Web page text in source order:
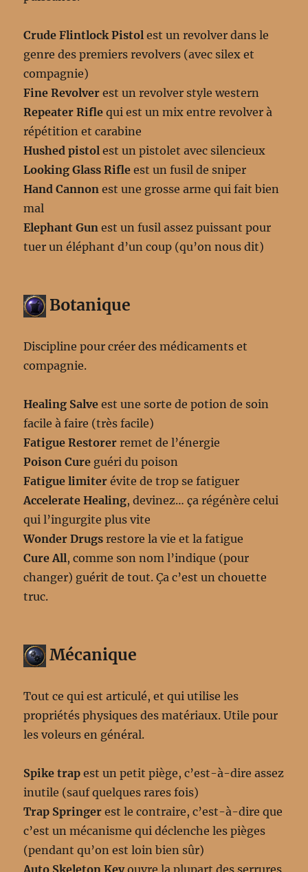
Crude Flintlock Pistol est un revolver dans le
genre des premiers revolvers (avec silex et
compagnie)
Fine Revolver est un revolver style western
Repeater Rifle qui est un mix entre revolver à
répétition et carabine
Hushed pistol est un pistolet avec silencieux
Looking Glass Rifle est un fusil de sniper
Hand Cannon est une grosse arme qui fait bien
mal
Elephant Gun est un fusil assez puissant pour
tuer un éléphant d’un coup (qu’on nous dit)
Botanique
Discipline pour créer des médicaments et
compagnie.
Healing Salve est une sorte de potion de soin
facile à faire (très facile)
Fatigue Restorer remet de l’énergie
Poison Cure guéri du poison
Fatigue limiter évite de trop se fatiguer
Accelerate Healing, devinez… ça régénère celui
qui l’ingurgite plus vite
Wonder Drugs restore la vie et la fatigue
Cure All, comme son nom l’indique (pour
changer) guérit de tout. Ça c’est un chouette
truc.
Mécanique
Tout ce qui est articulé, et qui utilise les
propriétés physiques des matériaux. Utile pour
les voleurs en général.
Spike trap est un petit piège, c’est-à-dire assez
inutile (sauf quelques rares fois)
Trap Springer est le contraire, c’est-à-dire que
c’est un mécanisme qui déclenche les pièges
(pendant qu’on est loin bien sûr)
Auto Skeleton Keyouvre la plupart des serrures